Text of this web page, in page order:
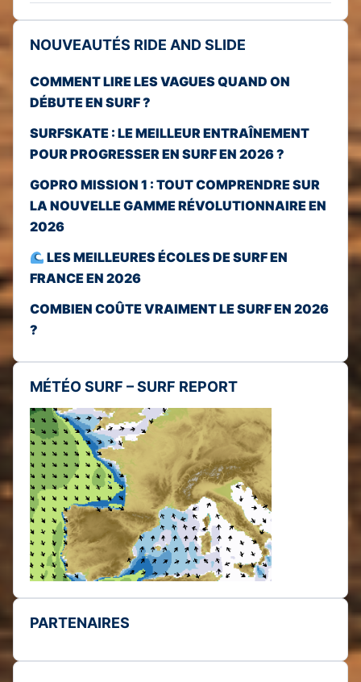
NOUVEAUTÉS RIDE AND SLIDE
COMMENT LIRE LES VAGUES QUAND ON
DÉBUTE EN SURF ?
SURFSKATE : LE MEILLEUR ENTRAÎNEMENT
POUR PROGRESSER EN SURF EN 2026 ?
GOPRO MISSION 1 : TOUT COMPRENDRE SUR
LA NOUVELLE GAMME RÉVOLUTIONNAIRE EN
2026
LES MEILLEURES ÉCOLES DE SURF EN
FRANCE EN 2026
COMBIEN COÛTE VRAIMENT LE SURF EN 2026
?
MÉTÉO SURF – SURF REPORT
PARTENAIRES